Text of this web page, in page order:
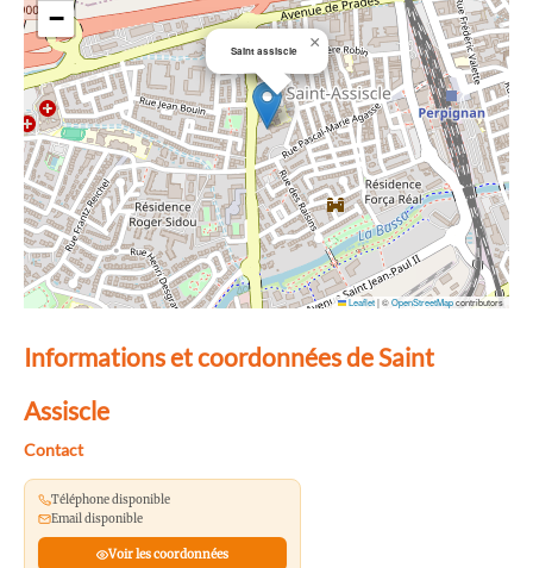
Saint assiscle ×
−
Leaflet|©OpenStreetMapcontributors
Informations et coordonnées de Saint
Assiscle
Contact
Téléphone disponible
Email disponible
Voir les coordonnées